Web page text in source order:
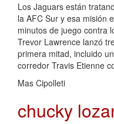
Los Jaguars están
la AFC Sur y esa misión
minutos de juego contra
Trevor Lawrence lanzó
primera mitad, incluido
corredor Travis Etienne
Mas Cipolleti
chucky